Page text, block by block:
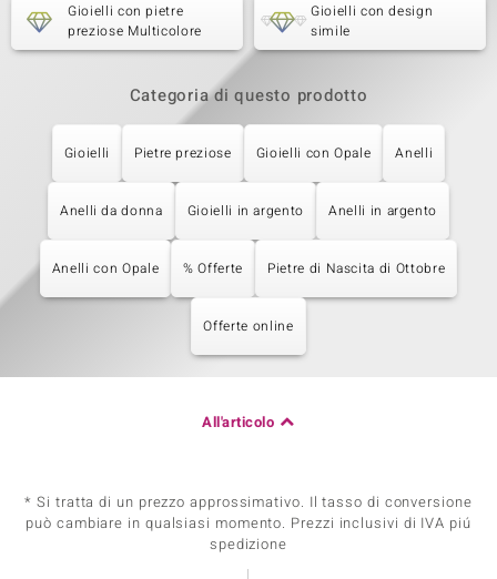
Gioielli con pietre
preziose Multicolore
Gioielli con design
simile
Categoria di questo prodotto
Gioielli Pietre preziose Gioielli con Opale Anelli
Anelli da donna Gioielli in argento Anelli in argento
Anelli con Opale % Offerte Pietre di Nascita di Ottobre
Offerte online
All'articolo
* Si tratta di un prezzo approssimativo. Il tasso di conversione
può cambiare in qualsiasi momento. Prezzi inclusivi di IVA piú
spedizione